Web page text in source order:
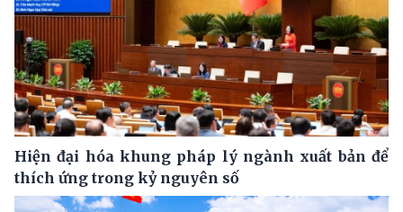
Hiện đại hóa khung pháp lý ngành xuất bản để
thích ứng trong kỷ nguyên số